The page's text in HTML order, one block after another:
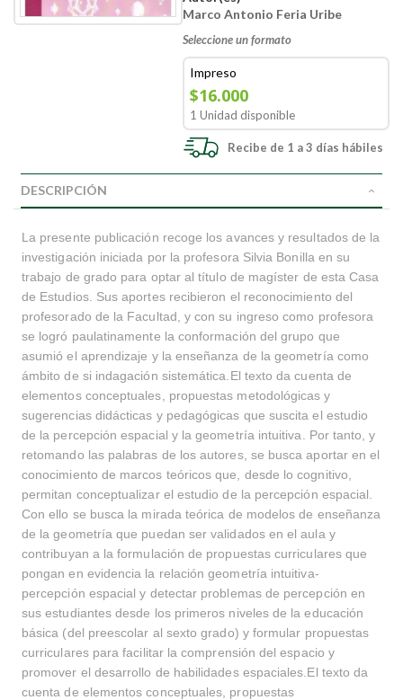
Marco Antonio Feria Uribe
Seleccione un formato
Impreso
$16.000
1 Unidad disponible
Recibe de 1 a 3 días hábiles
DESCRIPCIÓN
La presente publicación recoge los avances y resultados de la
investigación iniciada por la profesora Silvia Bonilla en su
trabajo de grado para optar al título de magíster de esta Casa
de Estudios. Sus aportes recibieron el reconocimiento del
profesorado de la Facultad, y con su ingreso como profesora
se logró paulatinamente la conformación del grupo que
asumió el aprendizaje y la enseñanza de la geometría como
ámbito de si indagación sistemática.El texto da cuenta de
elementos conceptuales, propuestas metodológicas y
sugerencias didácticas y pedagógicas que suscita el estudio
de la percepción espacial y la geometría intuitiva. Por tanto, y
retomando las palabras de los autores, se busca aportar en el
conocimiento de marcos teóricos que, desde lo cognitivo,
permitan conceptualizar el estudio de la percepción espacial.
Con ello se busca la mirada teórica de modelos de enseñanza
de la geometría que puedan ser validados en el aula y
contribuyan a la formulación de propuestas curriculares que
pongan en evidencia la relación geometría intuitiva-
percepción espacial y detectar problemas de percepción en
sus estudiantes desde los primeros niveles de la educación
básica (del preescolar al sexto grado) y formular propuestas
curriculares para facilitar la comprensión del espacio y
promover el desarrollo de habilidades espaciales.El texto da
cuenta de elementos conceptuales, propuestas